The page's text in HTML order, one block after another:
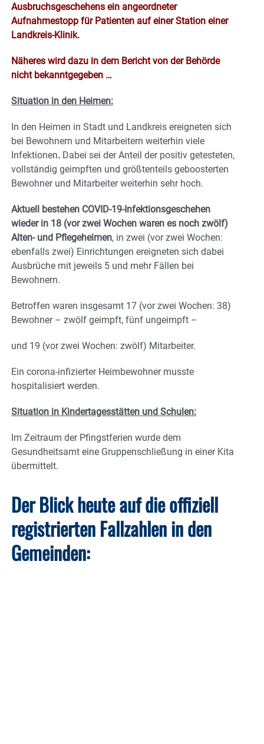
Ausbruchsgeschehens ein angeordneter
Aufnahmestopp für Patienten auf einer Station einer
Landkreis-Klinik.
Näheres wird dazu in dem Bericht von der Behörde
nicht bekanntgegeben …
Situation in den Heimen:
In den Heimen in Stadt und Landkreis ereigneten sich
bei Bewohnern und Mitarbeitern weiterhin viele
Infektionen. Dabei sei der Anteil der positiv getesteten,
vollständig geimpften und größtenteils geboosterten
Bewohner und Mitarbeiter weiterhin sehr hoch.
Aktuell bestehen COVID-19-Infektionsgeschehen
wieder in 18 (vor zwei Wochen waren es noch zwölf)
Alten- und Pflegeheimen, in zwei (vor zwei Wochen:
ebenfalls zwei) Einrichtungen ereigneten sich dabei
Ausbrüche mit jeweils 5 und mehr Fällen bei
Bewohnern.
Betroffen waren insgesamt 17 (vor zwei Wochen: 38)
Bewohner – zwölf geimpft, fünf ungeimpft –
und 19 (vor zwei Wochen: zwölf) Mitarbeiter.
Ein corona-infizierter Heimbewohner musste
hospitalisiert werden.
Situation in Kindertagesstätten und Schulen:
Im Zeitraum der Pfingstferien wurde dem
Gesundheitsamt eine Gruppenschließung in einer Kita
übermittelt.
Der Blick heute auf die offiziell
registrierten Fallzahlen in den
Gemeinden: